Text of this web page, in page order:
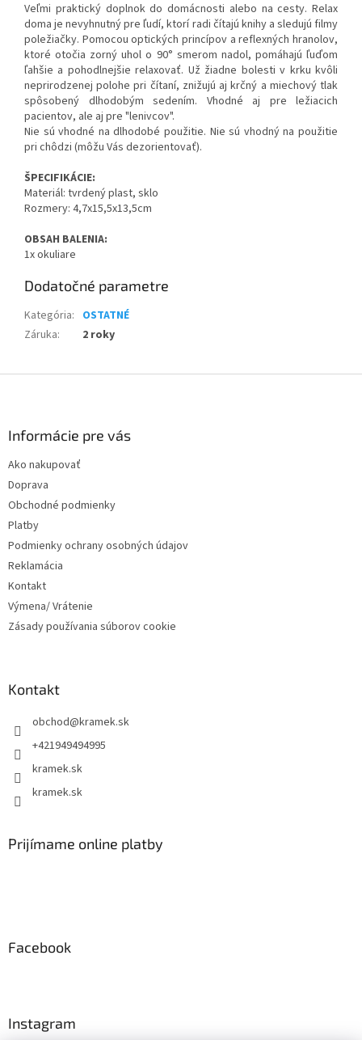
Veľmi praktický doplnok do domácnosti alebo na cesty. Relax
doma je nevyhnutný pre ľudí, ktorí radi čítajú knihy a sledujú filmy
poležiačky. Pomocou optických princípov a reflexných hranolov,
ktoré otočia zorný uhol o 90° smerom nadol, pomáhajú ľuďom
ľahšie a pohodlnejšie relaxovať. Už žiadne bolesti v krku kvôli
neprirodzenej polohe pri čítaní, znižujú aj krčný a miechový tlak
spôsobený dlhodobým sedením. Vhodné aj pre ležiacich
pacientov, ale aj pre "lenivcov".
Nie sú vhodné na dlhodobé použitie. Nie sú vhodný na použitie
pri chôdzi (môžu Vás dezorientovať).
ŠPECIFIKÁCIE:
Materiál: tvrdený plast, sklo
Rozmery: 4,7x15,5x13,5cm
OBSAH BALENIA:
1x okuliare
Dodatočné parametre
Kategória: OSTATNÉ
Záruka: 2 roky
Informácie pre vás
Ako nakupovať
Doprava
Obchodné podmienky
Platby
Podmienky ochrany osobných údajov
Reklamácia
Kontakt
Výmena/ Vrátenie
Zásady používania súborov cookie
Kontakt
obchod@kramek.sk
+421949494995
kramek.sk
kramek.sk
Prijímame online platby
Facebook
Instagram